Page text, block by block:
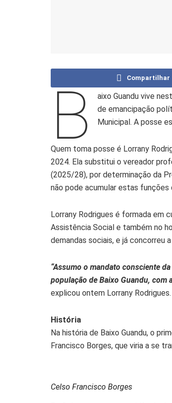
Compartilhar
B
aixo Guandu vive
de emancipação
Municipal. A posse
Quem toma posse é Lorrany
2024. Ela substitui o vereador
(2025/28), por determinação da
não pode acumular estas funções
Lorrany Rodrigues é formada em
Assistência Social e também no
demandas sociais, e já concorreu
“Assumo o mandato consciente
população de Baixo Guandu, com
explicou ontem Lorrany Rodrigues.
História
Na história de Baixo Guandu, o
Francisco Borges, que viria a se
Celso Francisco Borges